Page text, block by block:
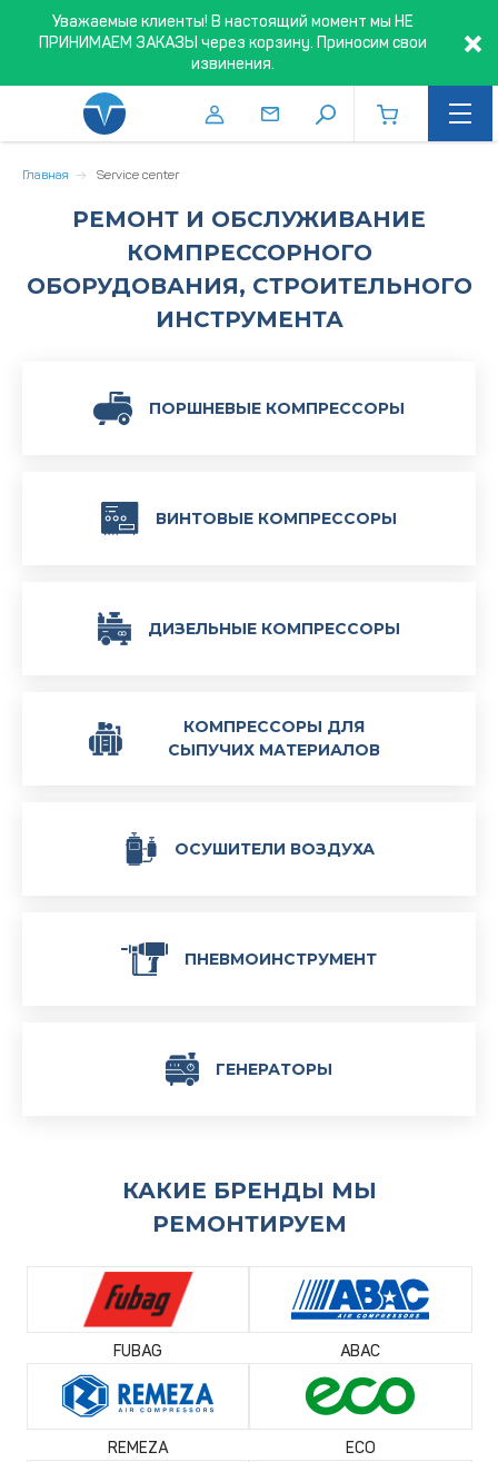
Уважаемые клиенты! В настоящий момент мы НЕ
ПРИНИМАЕМ ЗАКАЗЫ через корзину. Приносим свои
извинения.
Главная Service center
РЕМОНТ И ОБСЛУЖИВАНИЕ
КОМПРЕССОРНОГО
ОБОРУДОВАНИЯ, СТРОИТЕЛЬНОГО
ИНСТРУМЕНТА
ПОРШНЕВЫЕ КОМПРЕССОРЫ
ВИНТОВЫЕ КОМПРЕССОРЫ
ДИЗЕЛЬНЫЕ КОМПРЕССОРЫ
КОМПРЕССОРЫ ДЛЯ
СЫПУЧИХ МАТЕРИАЛОВ
ОСУШИТЕЛИ ВОЗДУХА
ПНЕВМОИНСТРУМЕНТ
ГЕНЕРАТОРЫ
КАКИЕ БРЕНДЫ МЫ
РЕМОНТИРУЕМ
FUBAG ABAC
REMEZA ECO